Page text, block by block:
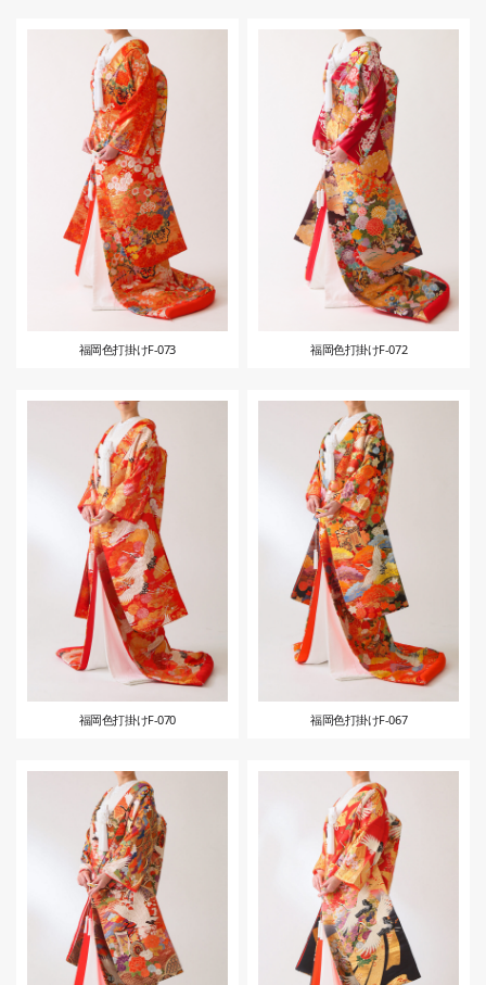
福岡色打掛けF-073 福岡色打掛けF-072
福岡色打掛けF-070 福岡色打掛けF-067